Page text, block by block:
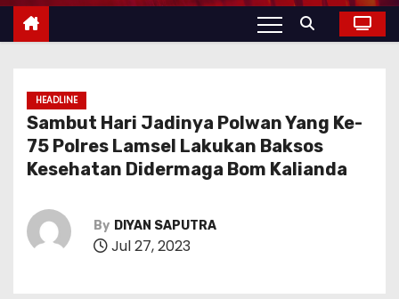
HEADLINE
Sambut Hari Jadinya Polwan Yang Ke-
75 Polres Lamsel Lakukan Baksos
Kesehatan Didermaga Bom Kalianda
By DIYAN SAPUTRA
Jul 27, 2023